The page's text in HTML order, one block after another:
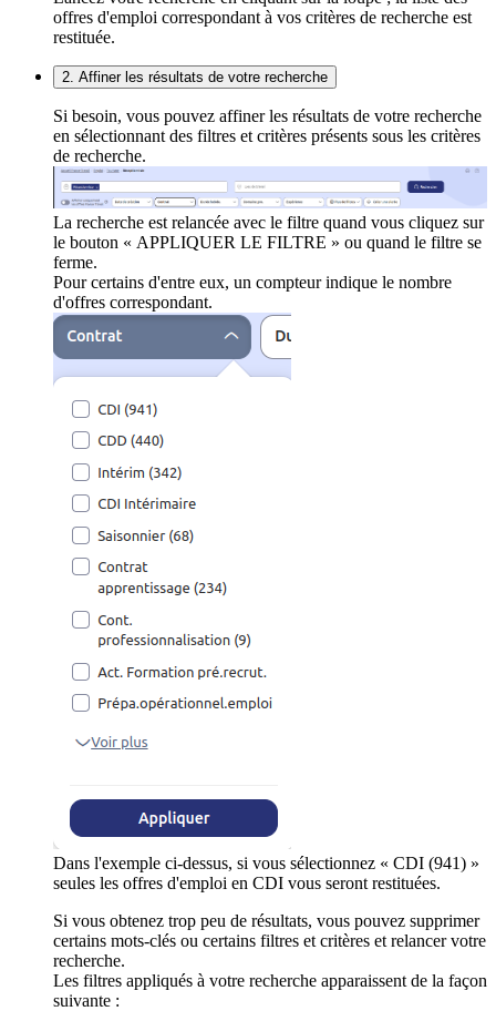
offres d'emploi correspondant à vos critères de recherche est
restituée.
2. Affiner les résultats de votre recherche
Si besoin, vous pouvez affiner les résultats de votre recherche
en sélectionnant des filtres et critères présents sous les critères
de recherche.
La recherche est relancée avec le filtre quand vous cliquez sur
le bouton « APPLIQUER LE FILTRE » ou quand le filtre se
ferme.
Pour certains d'entre eux, un compteur indique le nombre
d'offres correspondant.
Dans l'exemple ci-dessus, si vous sélectionnez « CDI (941) »
seules les offres d'emploi en CDI vous seront restituées.
Si vous obtenez trop peu de résultats, vous pouvez supprimer
certains mots-clés ou certains filtres et critères et relancer votre
recherche.
Les filtres appliqués à votre recherche apparaissent de la façon
suivante :